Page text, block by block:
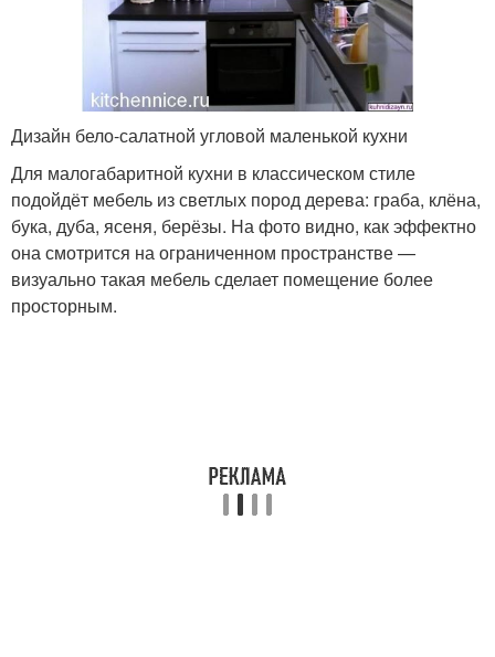
Дизайн бело-салатной угловой маленькой кухни
Для малогабаритной кухни в классическом стиле
подойдёт мебель из светлых пород дерева: граба, клёна,
бука, дуба, ясеня, берёзы. На фото видно, как эффектно
она смотрится на ограниченном пространстве —
визуально такая мебель сделает помещение более
просторным.